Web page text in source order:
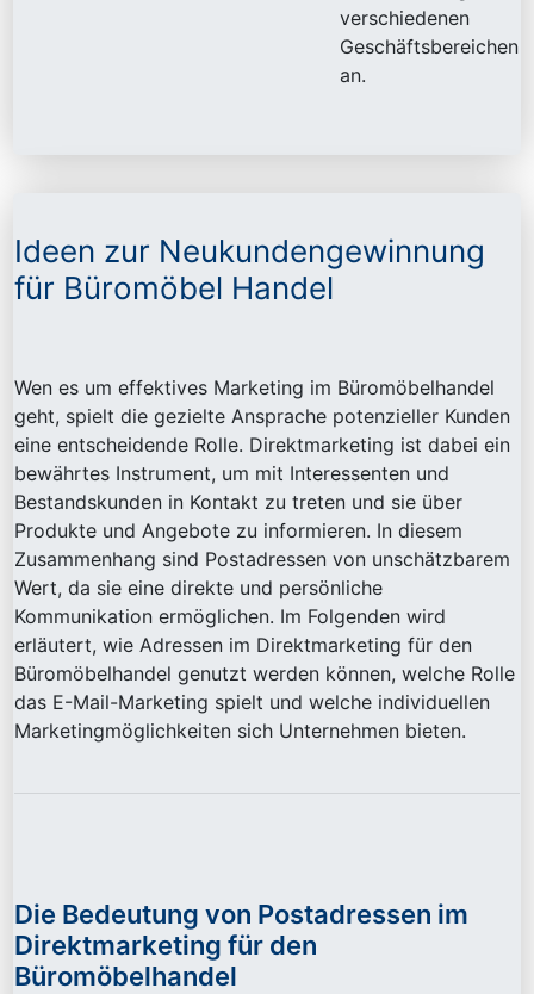
verschiedenen
Geschäftsbereichen
an.
Ideen zur Neukundengewinnung
für Büromöbel Handel
Wen es um effektives Marketing im Büromöbelhandel
geht, spielt die gezielte Ansprache potenzieller Kunden
eine entscheidende Rolle. Direktmarketing ist dabei ein
bewährtes Instrument, um mit Interessenten und
Bestandskunden in Kontakt zu treten und sie über
Produkte und Angebote zu informieren. In diesem
Zusammenhang sind Postadressen von unschätzbarem
Wert, da sie eine direkte und persönliche
Kommunikation ermöglichen. Im Folgenden wird
erläutert, wie Adressen im Direktmarketing für den
Büromöbelhandel genutzt werden können, welche Rolle
das E-Mail-Marketing spielt und welche individuellen
Marketingmöglichkeiten sich Unternehmen bieten.
Die Bedeutung von Postadressen im
Direktmarketing für den
Büromöbelhandel